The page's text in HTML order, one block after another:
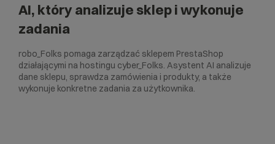
AI, który analizuje sklep i wykonuje
zadania
robo_Folks pomaga zarządzać sklepem PrestaShop
działającymi na hostingu cyber_Folks. Asystent AI analizuje
dane sklepu, sprawdza zamówienia i produkty, a także
wykonuje konkretne zadania za użytkownika.